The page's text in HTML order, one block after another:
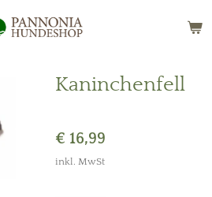
Kaninchenfell
€ 16,99
inkl. MwSt